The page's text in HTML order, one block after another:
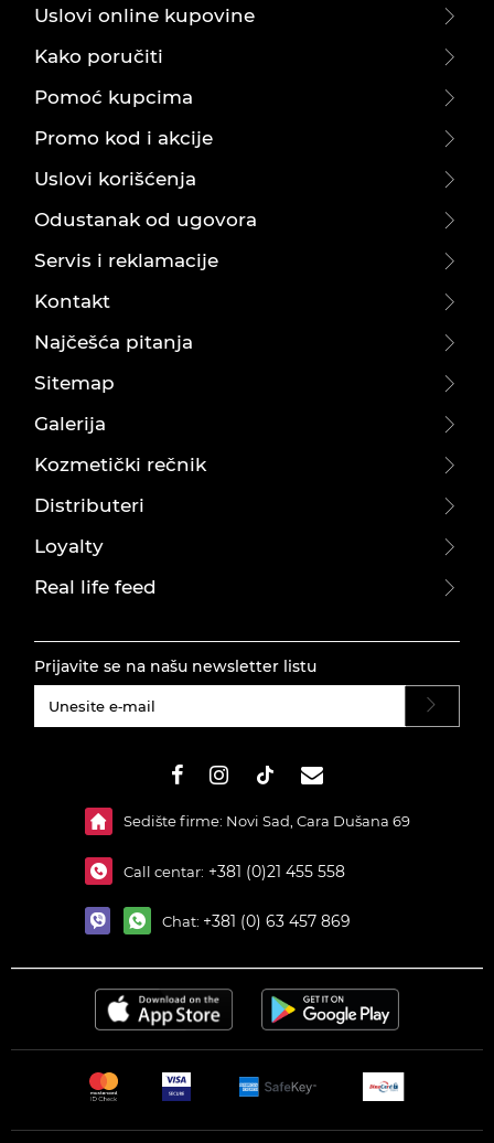
Uslovi online kupovine
Kako poručiti
Pomoć kupcima
Promo kod i akcije
Uslovi korišćenja
Odustanak od ugovora
Servis i reklamacije
Kontakt
Najčešća pitanja
Sitemap
Galerija
Kozmetički rečnik
Distributeri
Loyalty
Real life feed
Prijavite se na našu newsletter listu
Sedište firme: Novi Sad, Cara Dušana 69
Call centar: +381 (0)21 455 558
Chat: +381 (0) 63 457 869